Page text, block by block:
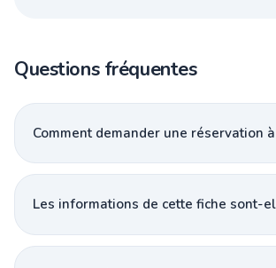
Questions fréquentes
Comment demander une réservation
Les informations de cette fiche sont-